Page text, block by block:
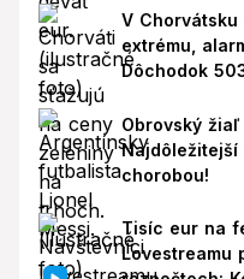
V
extrému,
Dôchodok
Obrovský
Najdôležitejší
chorobou!
Tisíc eur na
Lovestreamu